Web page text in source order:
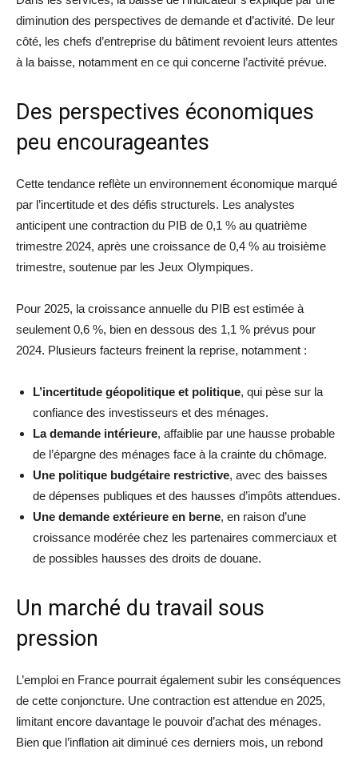
diminution des perspectives de demande et d’activité. De leur
côté, les chefs d’entreprise du bâtiment revoient leurs attentes
à la baisse, notamment en ce qui concerne l’activité prévue.
Des perspectives économiques
peu encourageantes
Cette tendance reflète un environnement économique marqué
par l’incertitude et des défis structurels. Les analystes
anticipent une contraction du PIB de 0,1 % au quatrième
trimestre 2024, après une croissance de 0,4 % au troisième
trimestre, soutenue par les Jeux Olympiques.
Pour 2025, la croissance annuelle du PIB est estimée à
seulement 0,6 %, bien en dessous des 1,1 % prévus pour
2024. Plusieurs facteurs freinent la reprise, notamment :
L’incertitude géopolitique et politique, qui pèse sur la
confiance des investisseurs et des ménages.
La demande intérieure, affaiblie par une hausse probable
de l’épargne des ménages face à la crainte du chômage.
Une politique budgétaire restrictive, avec des baisses
de dépenses publiques et des hausses d’impôts attendues.
Une demande extérieure en berne, en raison d’une
croissance modérée chez les partenaires commerciaux et
de possibles hausses des droits de douane.
Un marché du travail sous
pression
L’emploi en France pourrait également subir les conséquences
de cette conjoncture. Une contraction est attendue en 2025,
limitant encore davantage le pouvoir d’achat des ménages.
Bien que l’inflation ait diminué ces derniers mois, un rebond